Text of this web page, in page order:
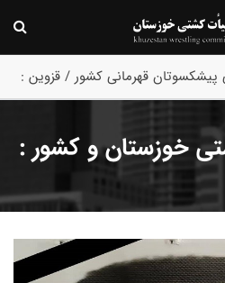
پیشکسوتان قهرمانی کشور / قزوین :
خوزستان و کشور :